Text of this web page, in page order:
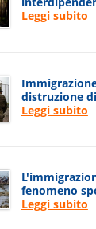
Leggi subito
distruzione
Leggi subito
fenomeno
Leggi subito